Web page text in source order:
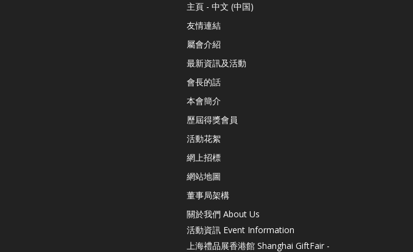
主頁 - 中文 (中国)
友情連結
屬會介紹
最新資訊及活動
會長的話
本會簡介
歷屆得獎會員
活動花絮
網上招標
網站地圖
董事局架構
關於我們 About Us
活動資訊 Event Information
上海禮品展香港館 Shanghai GiftFair -